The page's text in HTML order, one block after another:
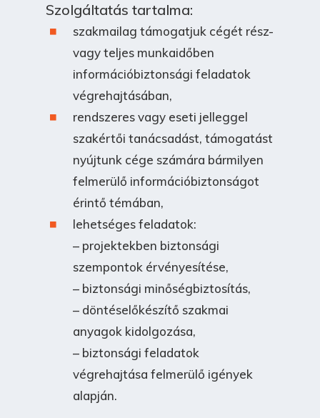
Szolgáltatás tartalma:
szakmailag támogatjuk cégét rész-
vagy teljes munkaidőben
információbiztonsági feladatok
végrehajtásában,
rendszeres vagy eseti jelleggel
szakértői tanácsadást, támogatást
nyújtunk cége számára bármilyen
felmerülő információbiztonságot
érintő témában,
lehetséges feladatok:
– projektekben biztonsági
szempontok érvényesítése,
– biztonsági minőségbiztosítás,
– döntéselőkészítő szakmai
anyagok kidolgozása,
– biztonsági feladatok
végrehajtása felmerülő igények
alapján.